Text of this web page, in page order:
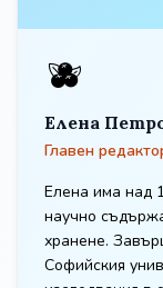
🫐
Елена
Главен
Елена има над
научно
хранене.
Софийския